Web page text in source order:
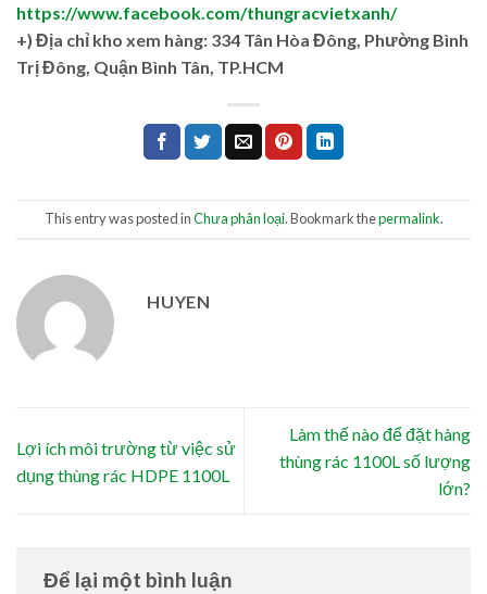
https://www.facebook.com/thungracvietxanh/
+) Địa chỉ kho xem hàng: 334 Tân Hòa Đông, Phường Bình
Trị Đông, Quận Bình Tân, TP.HCM
This entry was posted inChưa phân loại. Bookmark thepermalink.
HUYEN
Lợi ích môi trường từ việc sử
dụng thùng rác HDPE 1100L
Làm thế nào để đặt hàng
thùng rác 1100L số lượng
lớn?
Để lại một bình luận